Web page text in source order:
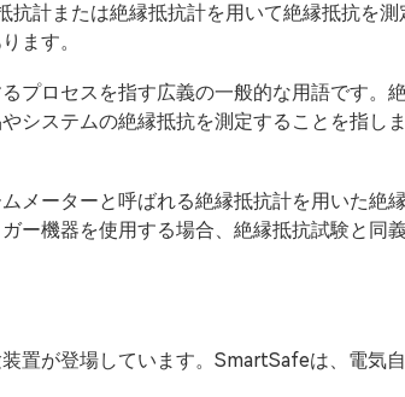
抗計または絶縁抵抗計を用いて絶縁抵抗を測
ます。
プロセスを指す広義の一般的な用語です。
システムの絶縁抵抗を測定することを指しま
メーターと呼ばれる絶縁抵抗計を用いた絶
ー機器を使用する場合、絶縁抵抗試験と同
置が登場しています。SmartSafeは、電気